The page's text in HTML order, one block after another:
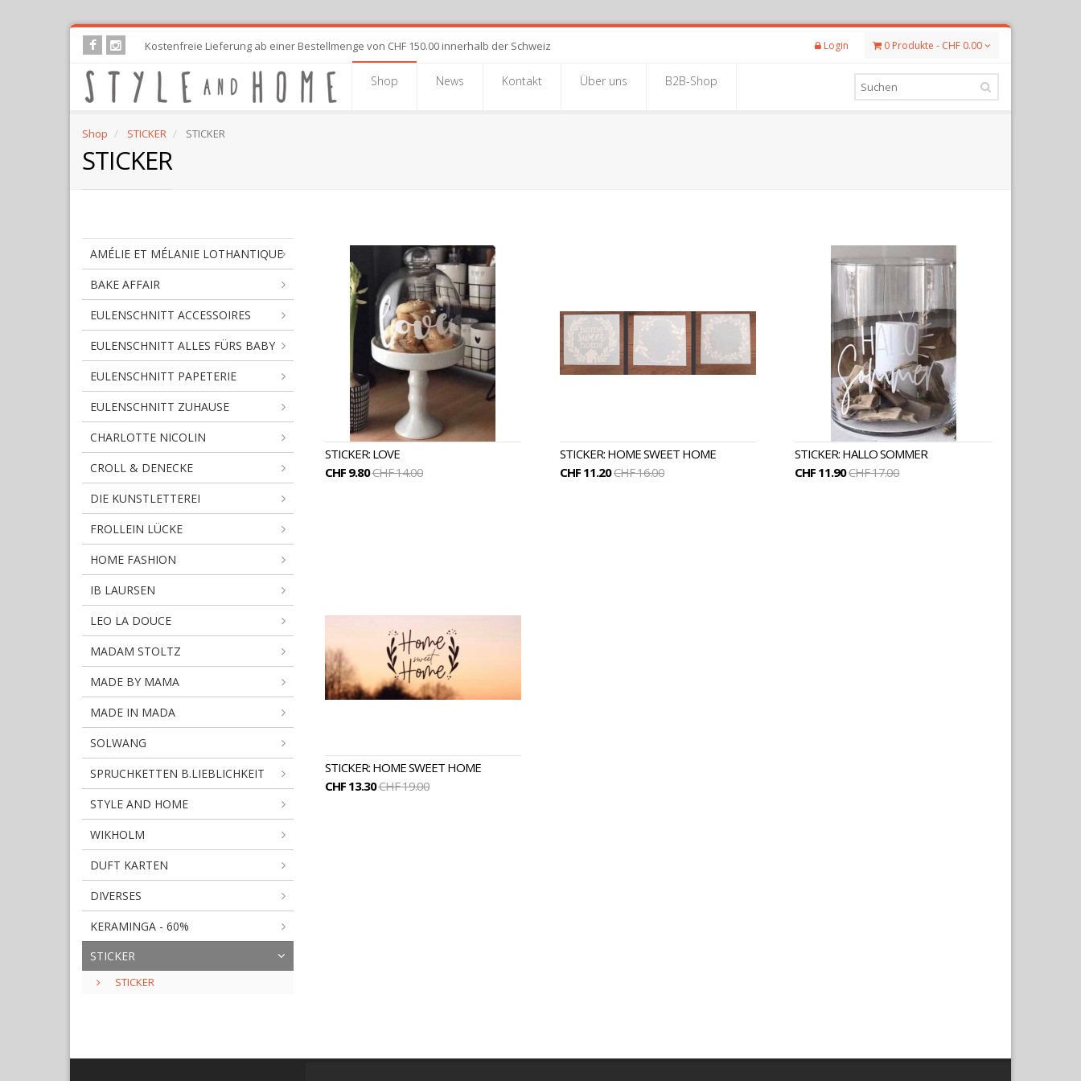
Skip
main
content
Kostenfreie Lieferung ab einer Bestellmenge von CHF 150.00 innerhalb der Schweiz Login 0 Produkte - CHF 0.00
Shop News Kontakt Über uns B2B-Shop
Shop STICKER STICKER
STICKER
AMÉLIE ET MÉLANIE LOTHANTIQUE
BAKE AFFAIR
EULENSCHNITT ACCESSOIRES
EULENSCHNITT ALLES FÜRS BABY
EULENSCHNITT PAPETERIE
EULENSCHNITT ZUHAUSE
CHARLOTTE NICOLIN
CROLL & DENECKE
DIE KUNSTLETTEREI
FROLLEIN LÜCKE
HOME FASHION
IB LAURSEN
LEO LA DOUCE
MADAM STOLTZ
MADE BY MAMA
MADE IN MADA
SOLWANG
SPRUCHKETTEN B.LIEBLICHKEIT
STYLE AND HOME
WIKHOLM
DUFT KARTEN
DIVERSES
KERAMINGA - 60%
STICKER
STICKER
STICKER
STICKER: LOVE
CHF 9.80CHF 14.00
STICKER: HOME SWEET HOME
CHF 11.20CHF 16.00
STICKER: HALLO SOMMER
CHF 11.90CHF 17.00
STICKER: HOME SWEET HOME
CHF 13.30CHF 19.00